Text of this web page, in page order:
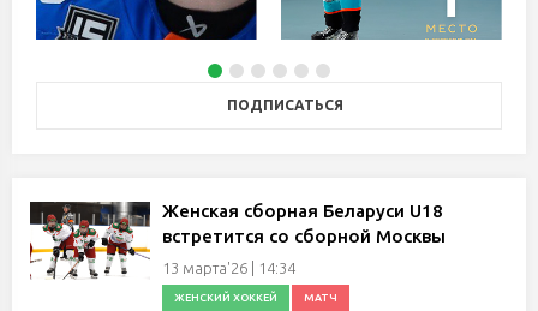
ПОДПИСАТЬСЯ
Женская сборная Беларуси U18
встретится со сборной Москвы
13 марта'26 | 14:34
ЖЕНСКИЙ ХОККЕЙ МАТЧ